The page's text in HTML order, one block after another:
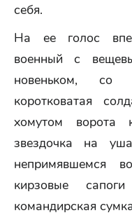
себя.
На ее голос
военный с
новеньком, со
коротковатая
хомутом ворота
звездочка на
непримявшемся
кирзовые
командирская